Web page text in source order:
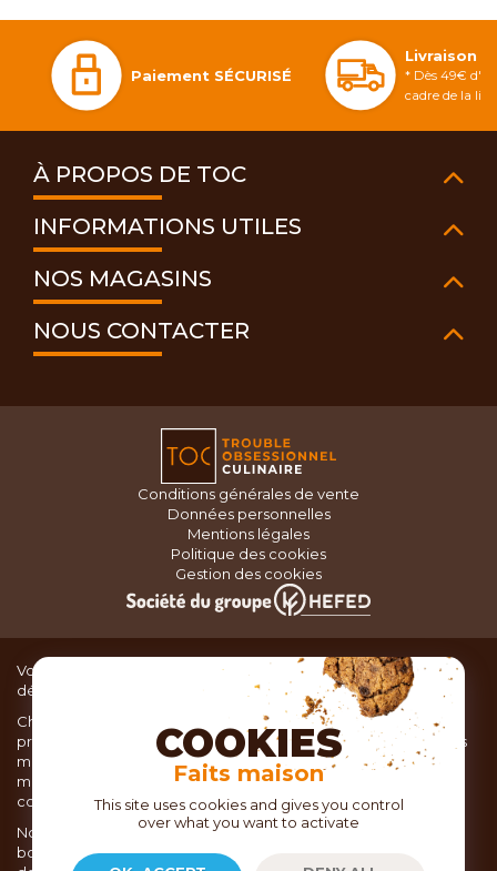
Paiement SÉCURISÉ
Livraison
* Dès 49€
cadre de la
À PROPOS DE TOC
INFORMATIONS UTILES
NOS MAGASINS
NOUS CONTACTER
Conditions générales de vente
Données personnelles
Mentions légales
Politique des cookies
Gestion des cookies
Vous recherchez du matériel de cuisine pour concocter de
délicieux plats ou des pâtisseries dignes d’un grand chef ?
Chez TOC, boutique d’ustensiles de cuisine, nous vous
proposons une large sélection de produits issus des meilleures
marques de matériel de cuisine: Ustensiles de pâtisserie,
matériel de cuisson, service de table, ustensiles de cuisine,
coutellerie, set picnic.
Nous vous réservons un accueil chaleureux au sein de nos 21
boutiques, mais vous trouverez également tout votre matériel
COOKIES
Faits maison
This site uses cookies and gives you control
over what you want to activate